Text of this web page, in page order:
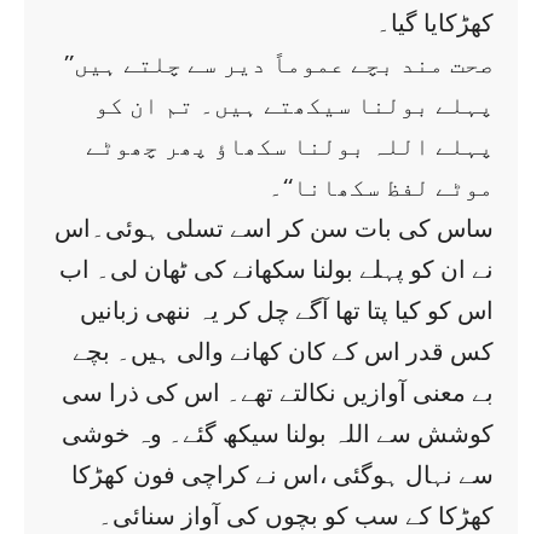
کھڑکایا گیا۔
’’صحت مند بچے عموماً دیر سے چلتے ہیں
پہلے بولنا سیکھتے ہیں۔ تم ان کو
پہلے اللہ بولنا سکھاؤ پھر چھوٹے
موٹے لفظ سکھانا‘‘۔
ساس کی بات سن کر اسے تسلی ہوئی۔اس
نے ان کو پہلے بولنا سکھانے کی ٹھان لی۔ اب
اس کو کیا پتا تھا آگے چل کر یہ ننھی زبانیں
کس قدر اس کے کان کھانے والی ہیں۔ بچے
بے معنی آوازیں نکالتے تھے۔ اس کی ذرا سی
کوشش سے اللہ بولنا سیکھ گئے۔ وہ خوشی
سے نہال ہوگئی ،اس نے کراچی فون کھڑکا
کھڑکا کے سب کو بچوں کی آواز سنائی۔